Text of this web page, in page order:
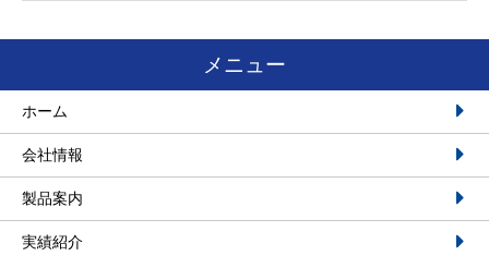
メニュー
ホーム
会社情報
製品案内
実績紹介